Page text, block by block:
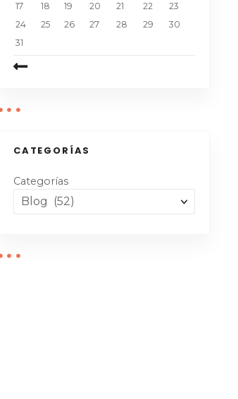
17
18 19 20 21 22
23
24
25 26 27 28 29
30
31
CATEGORÍAS
Categorías